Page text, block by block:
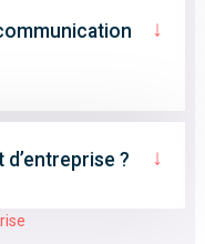
↓
d’entreprise ? ↓